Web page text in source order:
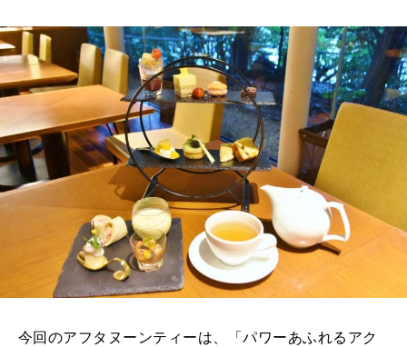
今回のアフタヌーンティーは、「パワーあふれるアク